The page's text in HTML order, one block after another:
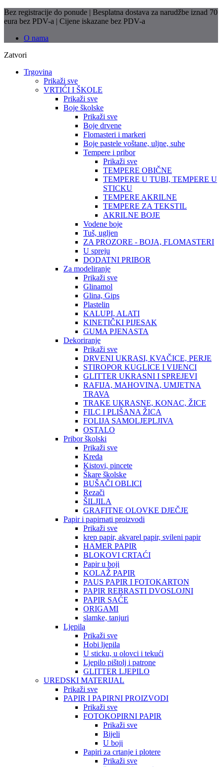
Bez registracije do ponude | Besplatna dostava za narudžbe iznad 70
eura bez PDV-a | Cijene iskazane bez PDV-a
O nama
Zatvori
Trgovina
Prikaži sve
VRTIĆI I ŠKOLE
Prikaži sve
Boje školske
Prikaži sve
Boje drvene
Flomasteri i markeri
Boje pastele voštane, uljne, suhe
Tempere i pribor
Prikaži sve
TEMPERE OBIČNE
TEMPERE U TUBI, TEMPERE U
STICKU
TEMPERE AKRILNE
TEMPERE ZA TEKSTIL
AKRILNE BOJE
Vodene boje
Tuš, ugljen
ZA PROZORE - BOJA, FLOMASTERI
U spreju
DODATNI PRIBOR
Za modeliranje
Prikaži sve
Glinamol
Glina, Gips
Plastelin
KALUPI, ALATI
KINETIČKI PIJESAK
GUMA PJENASTA
Dekoriranje
Prikaži sve
DRVENI UKRASI, KVAČICE, PERJE
STIROPOR KUGLICE I VIJENCI
GLITTER UKRASNI I SPREJEVI
RAFIJA, MAHOVINA, UMJETNA
TRAVA
TRAKE UKRASNE, KONAC, ŽICE
FILC I PLIŠANA ŽICA
FOLIJA SAMOLJEPLJIVA
OSTALO
Pribor školski
Prikaži sve
Kreda
Kistovi, pincete
Škare školske
BUŠAČI OBLICI
Rezači
ŠILJILA
GRAFITNE OLOVKE DJEČJE
Papir i papirnati proizvodi
Prikaži sve
krep papir, akvarel papir, svileni papir
HAMER PAPIR
BLOKOVI CRTAĆI
Papir u boji
KOLAŽ PAPIR
PAUS PAPIR I FOTOKARTON
PAPIR REBRASTI DVOSLOJNI
PAPIR SAĆE
ORIGAMI
slamke, tanjuri
Ljepila
Prikaži sve
Hobi ljepila
U sticku, u olovci i tekući
Ljepilo pištolj i patrone
GLITTER LJEPILO
UREDSKI MATERIJAL
Prikaži sve
PAPIR I PAPIRNI PROIZVODI
Prikaži sve
FOTOKOPIRNI PAPIR
Prikaži sve
Bijeli
U boji
Papiri za crtanje i plotere
Prikaži sve